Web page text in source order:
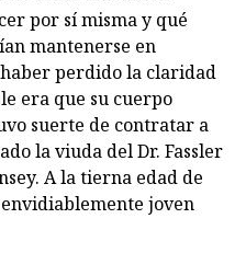
por sí misma y qué
mantenerse en
perdido la claridad
era que su cuerpo
suerte de contratar a
la viuda del Dr. Fassler
A la tierna edad de
joven